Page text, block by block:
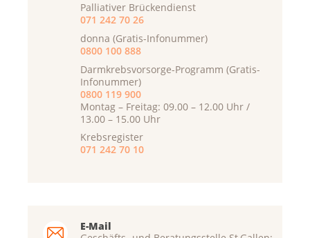
Palliativer Brückendienst
071 242 70 26
donna (Gratis-Infonummer)
0800 100 888
Darmkrebsvorsorge-Programm (Gratis-
Infonummer)
0800 119 900
Montag – Freitag: 09.00 – 12.00 Uhr /
13.00 – 15.00 Uhr
Krebsregister
071 242 70 10
E-Mail